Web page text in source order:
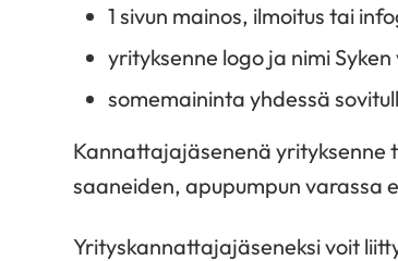
1 sivun mainos, ilmoitus tai
yrityksenne logo ja nimi Syken
somemaininta yhdessä
Kannattajajäsenenä yrityksenne
saaneiden, apupumpun varassa
Yrityskannattajajäseneksi voit